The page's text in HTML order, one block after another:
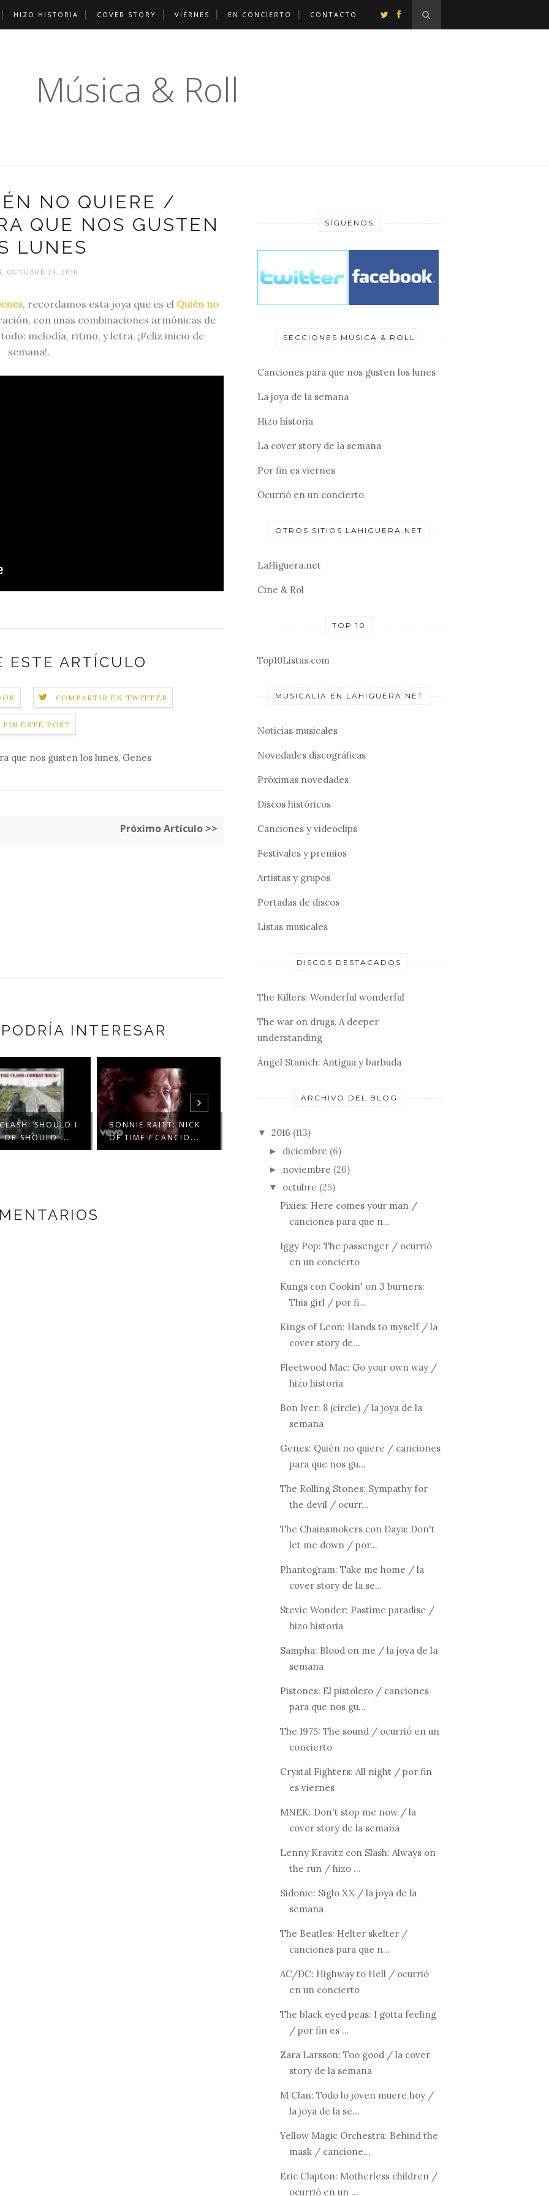
HIZO HISTORIA COVER STORY VIERNES EN CONCIERTO CONTACTO
Música & Roll
NO QUIERE /
QUE NOS GUSTEN
LUNES
OCTUBRE 24, 2016
, recordamos esta joya que es el Quién no
con unas combinaciones armónicas de
melodía, ritmo, y letra. ¡Feliz inicio de
semana!.
ESTE ARTÍCULO
COMPARTIR EN TWITTER
PIN ESTE POST
que nos gusten los lunes, Genes
Próximo Artículo >>
INTERESAR
SHOULD I
OR SHOULD ...
BONNIE RAITT: NICK
OF TIME / CANCIO...
SUCH GREAT HEIG...
SÍGUENOS
SECCIONES MÚSICA & ROLL
Canciones para que nos gusten los lunes
La joya de la semana
Hizo historia
La cover story de la semana
Por fin es viernes
Ocurrió en un concierto
OTROS SITIOS LAHIGUERA.NET
LaHiguera.net
Cine & Rol
TOP 10
Top10Listas.com
MUSICALIA EN LAHIGUERA.NET
Noticias musicales
Novedades discográficas
Próximas novedades
Discos históricos
Canciones y videoclips
Festivales y premios
Artistas y grupos
Portadas de discos
Listas musicales
DISCOS DESTACADOS
The Killers: Wonderful wonderful
The war on drugs, A deeper
understanding
Ángel Stanich: Antigua y barbuda
ARCHIVO DEL BLOG
▼ 2016 (113)
► diciembre (6)
► noviembre (26)
▼ octubre (25)
Pixies: Here comes your man /
canciones para que n...
Iggy Pop: The passenger / ocurrió
en un concierto
Kungs con Cookin' on 3 burners:
This girl / por fi...
Kings of Leon: Hands to myself / la
cover story de...
Fleetwood Mac: Go your own way /
hizo historia
Bon Iver: 8 (circle) / la joya de la
semana
Genes: Quién no quiere / canciones
para que nos gu...
The Rolling Stones: Sympathy for
the devil / ocurr...
The Chainsmokers con Daya: Don't
let me down / por...
Phantogram: Take me home / la
cover story de la se...
Stevie Wonder: Pastime paradise /
hizo historia
Sampha: Blood on me / la joya de la
semana
Pistones: El pistolero / canciones
para que nos gu...
The 1975: The sound / ocurrió en un
concierto
Crystal Fighters: All night / por fin
es viernes
MNEK: Don't stop me now / la
cover story de la semana
Lenny Kravitz con Slash: Always on
the run / hizo ...
Sidonie: Siglo XX / la joya de la
semana
The Beatles: Helter skelter /
canciones para que n...
AC/DC: Highway to Hell / ocurrió
en un concierto
The black eyed peas: I gotta feeling
/ por fin es ...
Zara Larsson: Too good / la cover
story de la semana
M Clan: Todo lo joven muere hoy /
la joya de la se...
Yellow Magic Orchestra: Behind the
mask / cancione...
Eric Clapton: Motherless children /
ocurrió en un ...